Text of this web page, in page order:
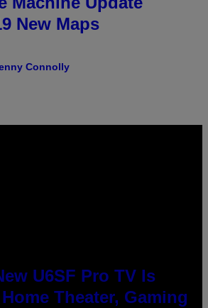
New Maps
Connolly
U6SF Pro TV Is
Theater, Gaming